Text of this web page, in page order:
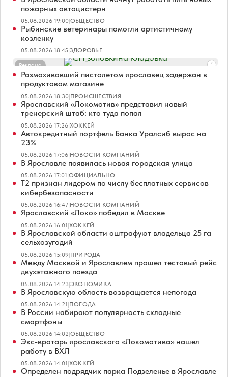
пожарных автоцистерн
05.08.2026 19:00|ОБЩЕСТВО
Рыбинские ветеринары помогли артистичному
козленку
05.08.2026 18:45|ЗДОРОВЬЕ
Реклама
Размахивавший пистолетом ярославец задержан в
продуктовом магазине
05.08.2026 18:30|ПРОИСШЕСТВИЯ
Ярославский «Локомотив» представил новый
тренерский штаб: кто туда попал
05.08.2026 17:26|ХОККЕЙ
Автокредитный портфель Банка Уралсиб вырос на
23%
05.08.2026 17:06|НОВОСТИ КОМПАНИЙ
В Ярославле появилась новая городская улица
05.08.2026 17:01|ОФИЦИАЛЬНО
Т2 признан лидером по числу бесплатных сервисов
кибербезопасности
05.08.2026 16:47|НОВОСТИ КОМПАНИЙ
Ярославский «Локо» победил в Москве
05.08.2026 16:01|ХОККЕЙ
В Ярославской области оштрафуют владельца 25 га
сельхозугодий
05.08.2026 15:09|ПРИРОДА
Между Москвой и Ярославлем прошел тестовый рейс
двухэтажного поезда
05.08.2026 14:23|ЭКОНОМИКА
В Ярославскую область возвращается непогода
05.08.2026 14:21|ПОГОДА
В России набирают популярность складные
смартфоны
05.08.2026 14:02|ОБЩЕСТВО
Экс-вратарь ярославского «Локомотива» нашел
работу в ВХЛ
05.08.2026 14:01|ХОККЕЙ
Определен подрядчик парка Подзеленье в Ярославле